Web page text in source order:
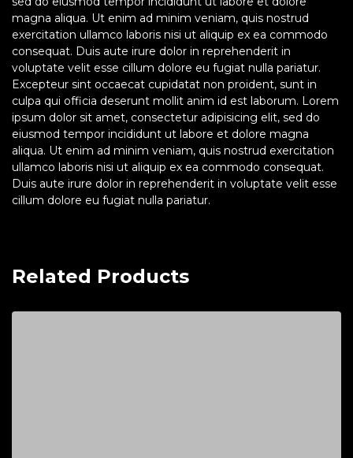
magna aliqua. Ut enim ad minim veniam, quis nostrud
exercitation ullamco laboris nisi ut aliquip ex ea commodo
consequat. Duis aute irure dolor in reprehenderit in
voluptate velit esse cillum dolore eu fugiat nulla pariatur.
Excepteur sint occaecat cupidatat non proident, sunt in
culpa qui officia deserunt mollit anim id est laborum. Lorem
ipsum dolor sit amet, consectetur adipisicing elit, sed do
eiusmod tempor incididunt ut labore et dolore magna
aliqua. Ut enim ad minim veniam, quis nostrud exercitation
ullamco laboris nisi ut aliquip ex ea commodo consequat.
Duis aute irure dolor in reprehenderit in voluptate velit esse
cillum dolore eu fugiat nulla pariatur.
Related Products